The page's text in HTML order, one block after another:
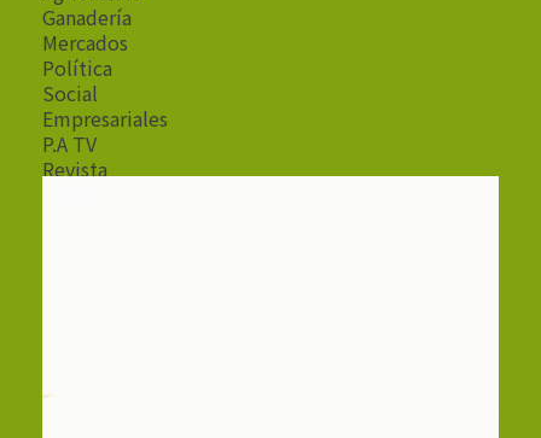
Ganadería
Mercados
Política
Social
Empresariales
P.A TV
Revista